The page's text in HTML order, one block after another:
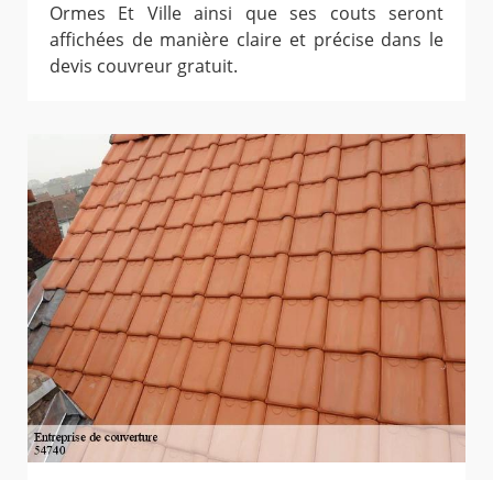
Ormes Et Ville ainsi que ses couts seront
affichées de manière claire et précise dans le
devis couvreur gratuit.